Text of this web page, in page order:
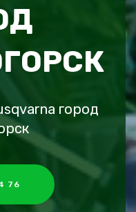
город
76